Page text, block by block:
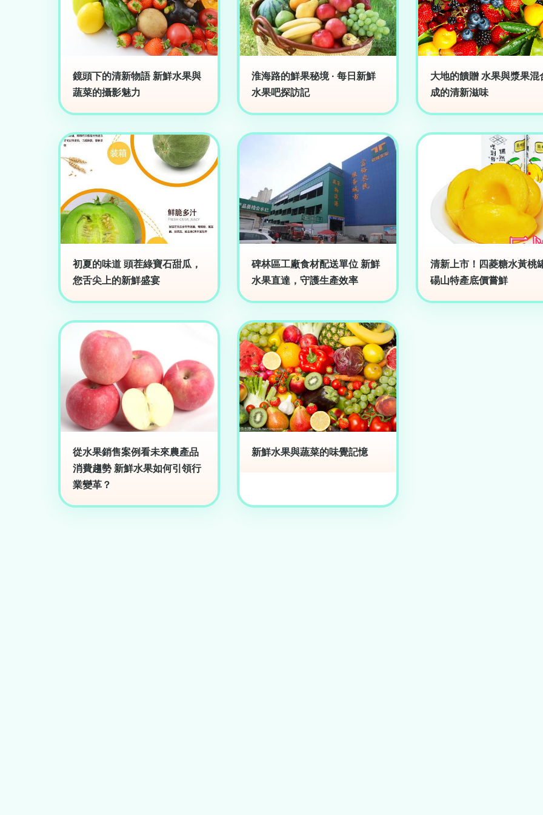
鏡頭下的清新物語 新鮮水果與
蔬菜的攝影魅力
淮海路的鮮果秘境 · 每日新鮮
水果吧探訪記
大地的饋贈 水果與漿果混
成的清新滋味
初夏的味道 頭茬綠寶石甜瓜，
您舌尖上的新鮮盛宴
碑林區工廠食材配送單位 新鮮
水果直達，守護生產效率
清新上市！四菱糖水黃桃
碭山特產底價嘗鮮
從水果銷售案例看未來農產品
消費趨勢 新鮮水果如何引領行
業變革？
新鮮水果與蔬菜的味覺記憶